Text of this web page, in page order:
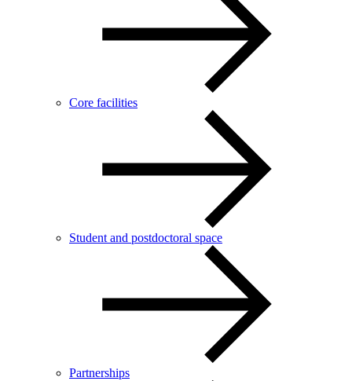
Core facilities
Student and postdoctoral space
Partnerships